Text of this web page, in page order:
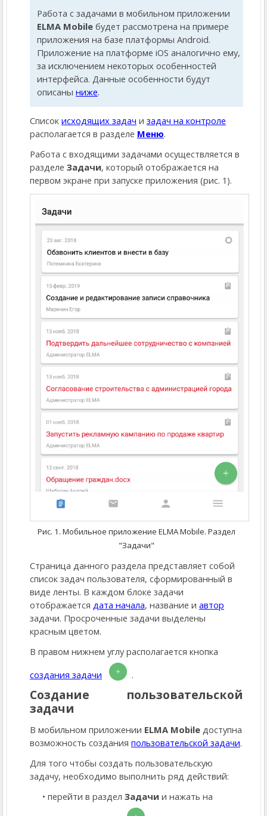
Работа с задачами в мобильном приложении
ELMA Mobile будет рассмотрена на примере
приложения на базе платформы Android.
Приложение на платформе iOS аналогично ему,
за исключением некоторых особенностей
интерфейса. Данные особенности будут
описаны ниже.
Список исходящих задач и задач на контроле
располагается в разделе Меню.
Работа с входящими задачами осуществляется в
разделе Задачи, который отображается на
первом экране при запуске приложения (рис. 1).
Рис. 1. Мобильное приложение ELMA Mobile. Раздел
"Задачи"
Страница данного раздела представляет собой
список задач пользователя, сформированный в
виде ленты. В каждом блоке задачи
отображается дата начала, название и автор
задачи. Просроченные задачи выделены
красным цветом.
В правом нижнем углу располагается кнопка
создания задачи
.
Создание пользовательской
задачи
В мобильном приложении ELMA Mobile доступна
возможность создания пользовательской задачи.
Для того чтобы создать пользовательскую
задачу, необходимо выполнить ряд действий:
перейти в раздел Задачи и нажать на